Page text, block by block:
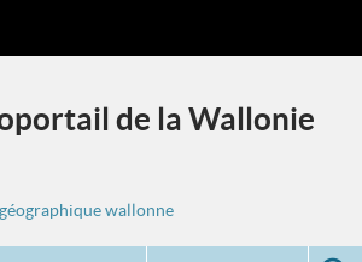
de la Wallonie
wallonne